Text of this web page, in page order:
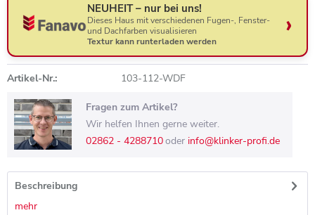
NEUHEIT – nur bei uns!
Dieses Haus mit verschiedenen Fugen-, Fenster-
und Dachfarben visualisieren
Textur kann runterladen werden
Artikel-Nr.: 103-112-WDF
Fragen zum Artikel?
Wir helfen Ihnen gerne weiter.
02862 - 4288710oder info@klinker-profi.de
Beschreibung
mehr